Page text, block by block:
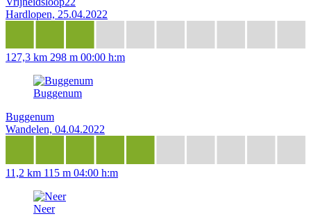
Hardlopen, 25.04.2022
127,3 km 298 m 00:00 h:m
Buggenum
Buggenum
Wandelen, 04.04.2022
11,2 km 115 m 04:00 h:m
Neer